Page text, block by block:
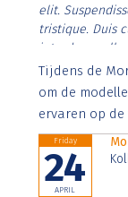
elit.
tristique. Duis
interdum
Aenean
imperdiet.
Tijdens de
om de
ervaren op de
Friday
24
APRIL